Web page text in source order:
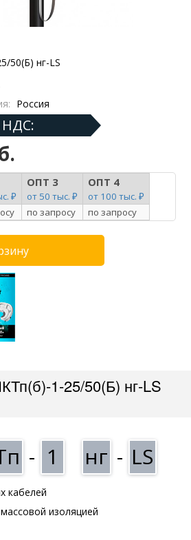
50(Б) нг-LS
Россия
НДС:
₽
ОПТ 3
от 50 тыс. ₽
ОПТ 4
от 100 тыс. ₽
по запросу по запросу
1-25/50(Б) нг-LS
- 1 нг - LS
кабелей
изоляцией